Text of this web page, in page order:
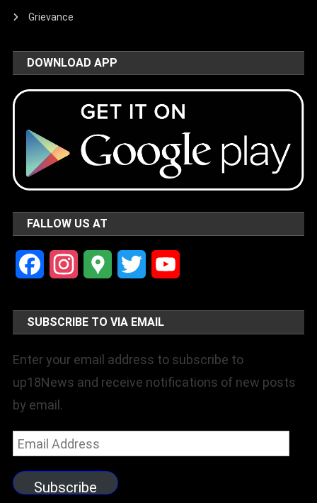
Grievance
DOWNLOAD APP
FALLOW US AT
FacebookInstagramGoogle Twitter
SUBSCRIBE TO VIA EMAIL
Enter your email address to subscribe to
up18News and receive notifications of new posts
by email.
Email
Subscribe